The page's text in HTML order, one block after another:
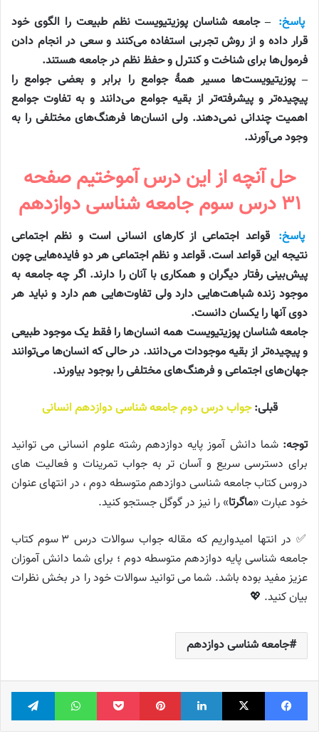
پاسخ: – جامعه شناسان پوزیتیویست نظم طبیعت را الگوی خود
قرار داده و از روش تجربی استفاده می‌کنند و سعی در انجام دادن
فرمول‌ها برای شناخت و کنترل و حفظ نظم در جامعه هستند.
– پوزیتیویست‌ها مسیر همهٔ جوامع را برابر و بعضی‌ جوامع را
پیچیده‌تر و پیشرفته‌تر از بقیه جوامع می‌دانند و به تفاوت جوامع
اهمیت چندانی نمی‌دهند. ولی انسان‌ها فرهنگ‌های مختلفی را به
وجود می‌آورند.
حل آنچه از این درس آموختیم صفحه
۳۱ درس سوم جامعه شناسی دوازدهم
پاسخ: قواعد اجتماعی از کارهای انسانی است و نظم اجتماعی
نتیجه این قواعد است. قواعد و نظم اجتماعی هر دو فایده‌هایی چون
پیش‌بینی رفتار دیگران و همکاری با آنان را دارند. اگر‌ چه جامعه به
موجود زنده شباهت‌هایی دارد ولی تفاوت‌هایی هم دارد و نباید هر
دوی آنها را یکسان دانست.
جامعه شناسان پوزیتیویست همه‌ انسان‌ها را فقط یک موجود طبیعی
و پیچیده‌تر از بقیه موجودات می‌دانند. در حالی که انسان‌ها می‌توانند
جهان‌های اجتماعی و فرهنگ‌های مختلفی را بوجود بیاورند.
قبلی: جواب درس دوم جامعه شناسی دوازدهم انسانی
توجه: شما دانش آموز پایه دوازدهم رشته علوم انسانی می توانید
برای دسترسی سریع و آسان تر به جواب تمرینات و فعالیت های
دروس کتاب جامعه شناسی دوازدهم متوسطه دوم ، در انتهای عنوان
خود عبارت «ماگرتا» را نیز در گوگل جستجو کنید.
✅ در انتها امیدواریم که مقاله جواب سوالات درس ۳ سوم کتاب
جامعه شناسی پایه دوازدهم متوسطه دوم ؛ برای شما دانش آموزان
عزیز مفید بوده باشد. شما می توانید سوالات خود را در بخش نظرات
بیان کنید. 💖
جامعه شناسی دوازدهم
فیس بوک X لینکدین ‫پین‌ترست پاکت واتس آپ